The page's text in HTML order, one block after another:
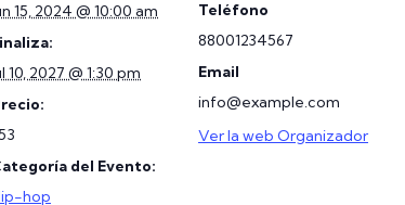
15, 2024 @ 10:00 am
10, 2027 @ 1:30 pm
del Evento:
hop
Teléfono
88001234567
Email
info@example.com
Ver la web Organizador